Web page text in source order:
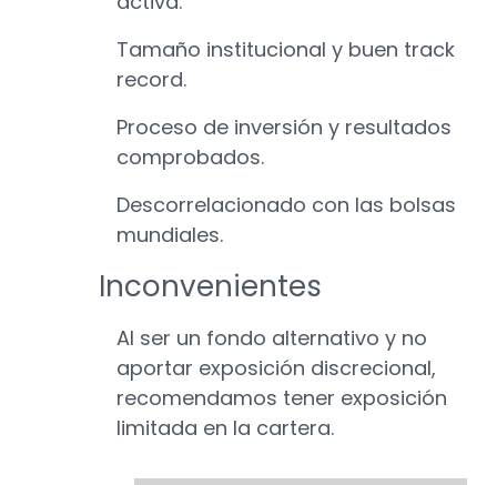
Tamaño institucional y buen track
record.
Proceso de inversión y resultados
comprobados.
Descorrelacionado con las bolsas
mundiales.
Inconvenientes
Al ser un fondo alternativo y no
aportar exposición discrecional,
recomendamos tener exposición
limitada en la cartera.